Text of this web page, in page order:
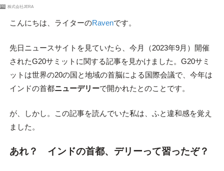
PR 株式会社JERA
こんにちは、ライターのRavenです。
先日ニュースサイトを見ていたら、今月（2023年9月）開催
されたG20サミットに関する記事を見かけました。G20サミ
ットは世界の20の国と地域の首脳による国際会議で、今年は
インドの首都ニューデリーで開かれたとのことです。
が、しかし。この記事を読んでいた私は、ふと違和感を覚え
ました。
あれ？ インドの首都、デリーって習ったぞ？